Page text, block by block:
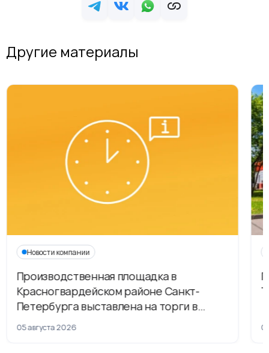
Другие материалы
Новости компании
Производственная площадка в
Красногвардейском районе Санкт-
Петербурга выставлена на торги в
рамках приватизации
05 августа 2026